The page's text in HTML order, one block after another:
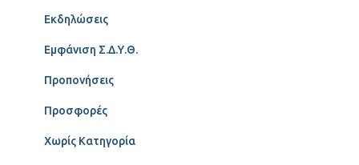
Εκδηλώσεις
Εμφάνιση Σ.Δ.Υ.Θ.
Προπονήσεις
Προσφορές
Χωρίς Κατηγορία